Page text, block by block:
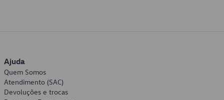
Ajuda
Quem Somos
Atendimento (SAC)
Devoluções e trocas